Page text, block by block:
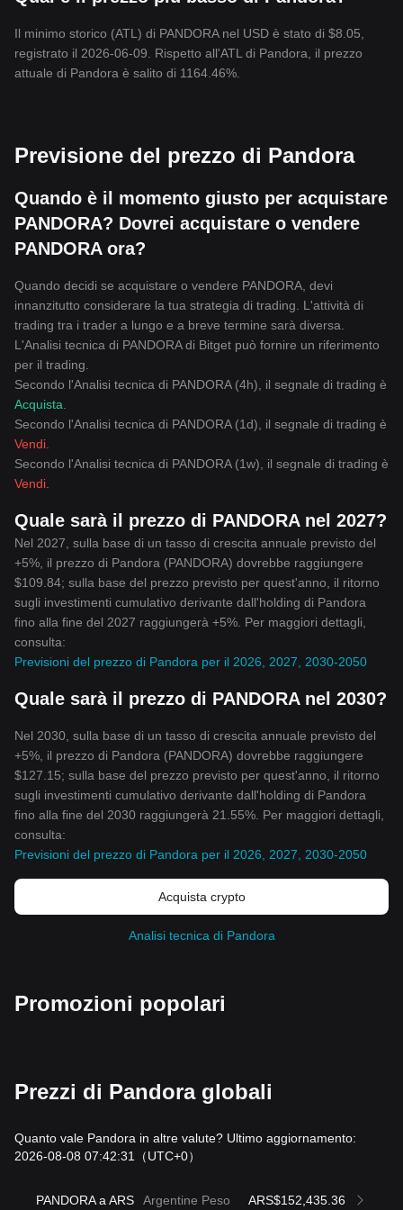
sicura e fa cile da usare dedicata agli appassionati di criptovalute.
Il minimo storico (ATL) di PANDORA nel USD è stato di $8.05,
registrato il 2026-06-09. Rispetto all'ATL di Pandora, il prezzo
attuale di Pandora è salito di 1164.46%.
Previsione del prezzo di Pandora
Quando è il momento giusto per acquistare
PANDORA? Dovrei acquistare o vendere
PANDORA ora?
Quando decidi se acquistare o vendere PANDORA, devi
innanzitutto considerare la tua strategia di trading. L'attività di
trading tra i trader a lungo e a breve termine sarà diversa.
L'Analisi tecnica di PANDORA di Bitget può fornire un riferimento
per il trading.
Secondo l'Analisi tecnica di PANDORA (4h), il segnale di trading è
Acquista
Secondo l'Analisi tecnica di PANDORA (1d), il segnale di trading è
Vendi
Secondo l'Analisi tecnica di PANDORA (1w), il segnale di trading è
Vendi
Quale sarà il prezzo di PANDORA nel 2027?
Nel 2027, sulla base di un tasso di crescita annuale previsto del
+5%, il prezzo di Pandora (PANDORA) dovrebbe raggiungere
$109.84; sulla base del prezzo previsto per quest'anno, il ritorno
sugli investimenti cumulativo derivante dall'holding di Pandora
fino alla fine del 2027 raggiungerà +5%. Per maggiori dettagli,
consulta:
Previsioni del prezzo di Pandora per il 2026, 2027, 2030-2050
Quale sarà il prezzo di PANDORA nel 2030?
Nel 2030, sulla base di un tasso di crescita annuale previsto del
+5%, il prezzo di Pandora (PANDORA) dovrebbe raggiungere
$127.15; sulla base del prezzo previsto per quest'anno, il ritorno
sugli investimenti cumulativo derivante dall'holding di Pandora
fino alla fine del 2030 raggiungerà 21.55%. Per maggiori dettagli,
consulta:
Previsioni del prezzo di Pandora per il 2026, 2027, 2030-2050
Acquista crypto
Analisi tecnica di Pandora
Promozioni popolari
Prezzi di Pandora globali
Quanto vale Pandora in altre valute? Ultimo aggiornamento:
2026-08-08 07:42:31
（UTC+0）
PANDORA a ARS Argentine Peso ARS$152,435.36